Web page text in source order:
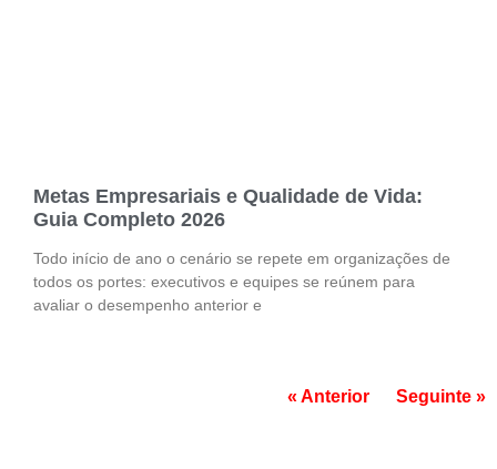
Metas Empresariais e Qualidade de Vida:
Guia Completo 2026
Todo início de ano o cenário se repete em organizações de
todos os portes: executivos e equipes se reúnem para
avaliar o desempenho anterior e
« Anterior Seguinte »